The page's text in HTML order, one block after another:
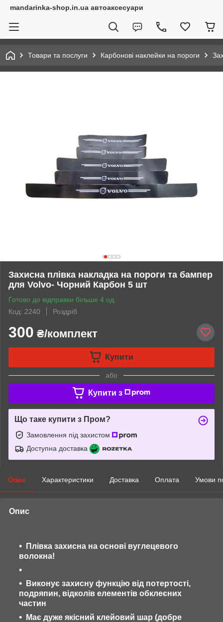
mandarinka-shop.in.ua автоаксесуари
Товари та послуги Карбонові наклейки на пороги
Захисна плівка накладка на пороги та бампер
для Volvo- Чорний Карбон 5 шт
Готово до відправки більше 4 од.
Код: 2240
Роздріб
300 ₴/комплект
Купити
або
Купити з
Що таке купити з Пром?
Замовлення під захистом
Доступна доставка
Опис Характеристики Доставка Оплата Умови
Опис
Плівка захисна на основі вуглецевого
волокна!
Виконує захисну функцію від потертості,
подряпин, відколів елементів обклеєних
частин
Має дуже якісний клейовий шар (добре